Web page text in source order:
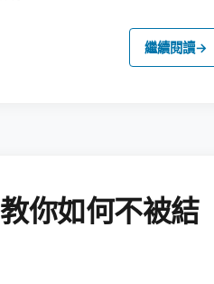
繼續閱讀→
你如何不被結